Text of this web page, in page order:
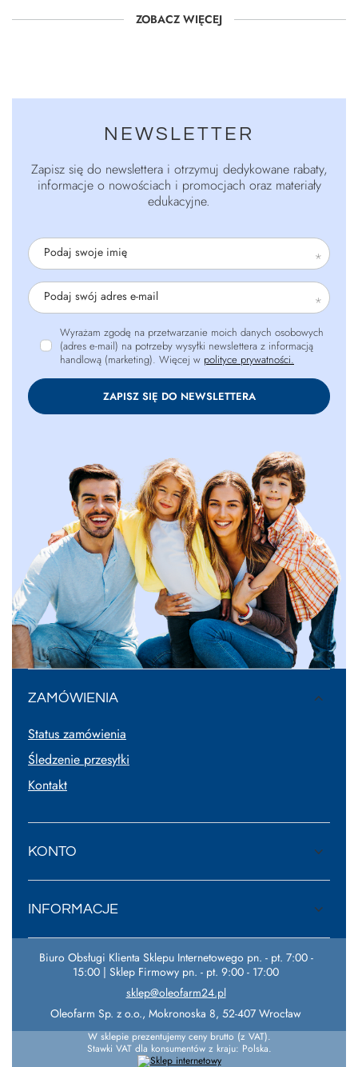
ZOBACZ WIĘCEJ
NEWSLETTER
Zapisz się do newslettera i otrzymuj dedykowane rabaty,
informacje o nowościach i promocjach oraz materiały
edukacyjne.
Podaj swoje imię
Podaj swój adres e-mail
Wyrażam zgodę na przetwarzanie moich danych osobowych
(adres e-mail) na potrzeby wysyłki newslettera z informacją
handlową (marketing). Więcej w polityce prywatności.
ZAPISZ SIĘ DO NEWSLETTERA
ZAMÓWIENIA
Status zamówienia
Śledzenie przesyłki
Kontakt
KONTO
INFORMACJE
Biuro Obsługi Klienta Sklepu Internetowego pn. - pt. 7:00 -
15:00 | Sklep Firmowy pn. - pt. 9:00 - 17:00
sklep@oleofarm24.pl
Oleofarm Sp. z o.o., Mokronoska 8, 52-407 Wrocław
W sklepie prezentujemy ceny brutto (z VAT).
Stawki VAT dla konsumentów z kraju: Polska.